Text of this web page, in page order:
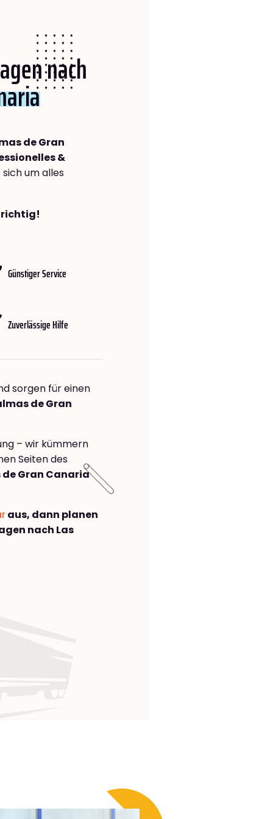
nach
de Gran
&
sich um alles
richtig!
Günstiger Service
Zuverlässige Hilfe
sorgen für einen
de Gran
– wir kümmern
Seiten des
de Gran Canaria
aus, dann planen
nach Las